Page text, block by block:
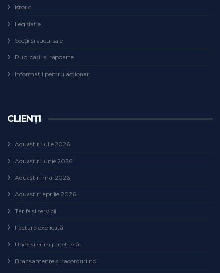
Istoric
Legislaţie
Secţii şi sucursale
Publicații și rapoarte
Informații pentru acționari
CLIENȚI
Aquaștiri iulie 2026
Aquaștiri iunie 2026
Aquaștiri mai 2026
Aquaștiri aprilie 2026
Tarife și servicii
Factura explicată
Unde și cum puteţi plăti
Branșamente și racorduri noi